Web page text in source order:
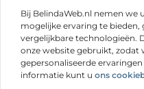
Bij BelindaWeb.nl nemen we
mogelijke ervaring te bieden,
vergelijkbare technologieën.
onze website gebruikt, zodat
gepersonaliseerde
informatie kunt u ons